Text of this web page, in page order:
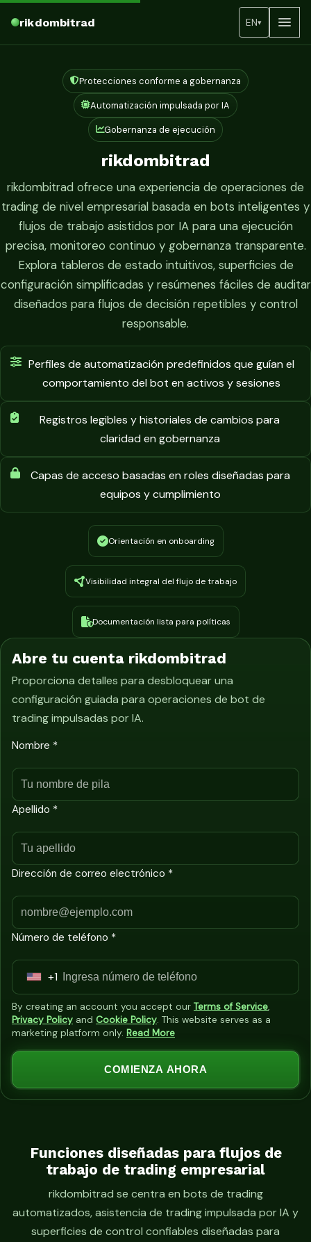
rikdombitrad EN▾
Protecciones conforme a gobernanza
Automatización impulsada por IA
Gobernanza de ejecución
rikdombitrad
rikdombitrad ofrece una experiencia de operaciones de
trading de nivel empresarial basada en bots inteligentes y
flujos de trabajo asistidos por IA para una ejecución
precisa, monitoreo continuo y gobernanza transparente.
Explora tableros de estado intuitivos, superficies de
configuración simplificadas y resúmenes fáciles de auditar
diseñados para flujos de decisión repetibles y control
responsable.
Perfiles de automatización predefinidos que guían el
comportamiento del bot en activos y sesiones
Registros legibles y historiales de cambios para
claridad en gobernanza
Capas de acceso basadas en roles diseñadas para
equipos y cumplimiento
Orientación en onboarding
Visibilidad integral del flujo de trabajo
Documentación lista para políticas
Abre tu cuenta rikdombitrad
Proporciona detalles para desbloquear una
configuración guiada para operaciones de bot de
trading impulsadas por IA.
Nombre *
Apellido *
Dirección de correo electrónico *
Número de teléfono *
U
i
t
t
+
1
+1
By creating an account you accept our Terms of Service,
Privacy Policy and Cookie Policy. This website serves as a
marketing platform only. Read More
COMIENZA AHORA
Funciones diseñadas para flujos de
trabajo de trading empresarial
rikdombitrad se centra en bots de trading
automatizados, asistencia de trading impulsada por IA y
superficies de control confiables diseñadas para